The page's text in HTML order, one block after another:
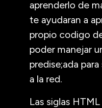
aprenderlo de
te ayudaran a
propio codigo
poder manejar
predise;ada
a la red.
Las siglas